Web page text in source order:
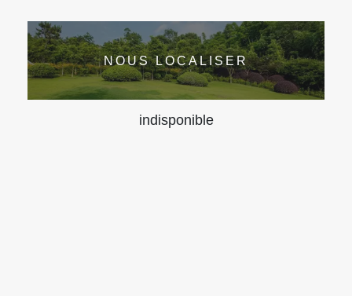
NOUS LOCALISER
indisponible